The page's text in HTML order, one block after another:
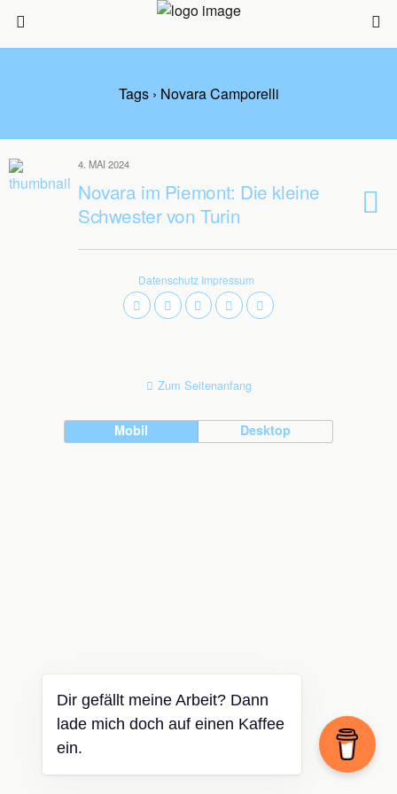
Tags › Novara Camporelli
4. MAI 2024
Novara im Piemont: Die kleine
Schwester von Turin
Datenschutz Impressum
Zum Seitenanfang
Mobil Desktop
Dir gefällt meine Arbeit? Dann
lade mich doch auf einen Kaffee
ein.